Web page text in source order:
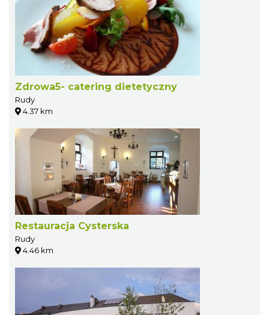
Zdrowa5- catering dietetyczny
Rudy
4.37 km
Restauracja Cysterska
Rudy
4.46 km